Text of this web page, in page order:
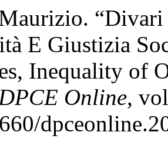
E Giustizia
Inequality of
Online,